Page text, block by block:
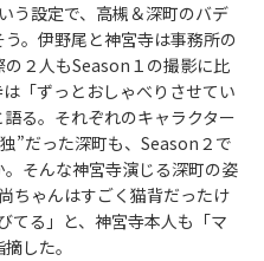
う設定で、高槻＆深町のバデ
。伊野尾と神宮寺は事務所の
２人もSeason１の撮影に比
「ずっとおしゃべりさせてい
る。それぞれのキャラクター
”だった深町も、Season２で
そんな神宮寺演じる深町の姿
ちゃんはすごく猫背だったけ
てる」と、神宮寺本人も「マ
した。